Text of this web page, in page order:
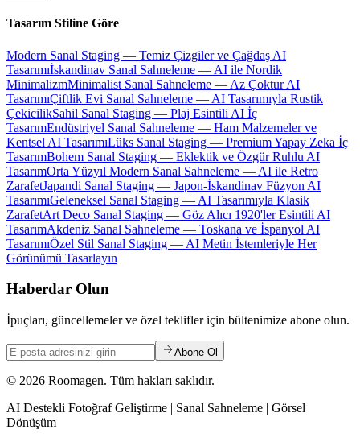
Tasarım Stiline Göre
Modern Sanal Staging — Temiz Çizgiler ve Çağdaş AI
Tasarımıİskandinav Sanal Sahneleme — AI ile Nordik
MinimalizmMinimalist Sanal Sahneleme — Az Çoktur AI
TasarımıÇiftlik Evi Sanal Sahneleme — AI Tasarımıyla Rustik
ÇekicilikSahil Sanal Staging — Plaj Esintili AI İç
TasarımEndüstriyel Sanal Sahneleme — Ham Malzemeler ve
Kentsel AI TasarımıLüks Sanal Staging — Premium Yapay Zeka İç
TasarımBohem Sanal Staging — Eklektik ve Özgür Ruhlu AI
TasarımOrta Yüzyıl Modern Sanal Sahneleme — AI ile Retro
ZarafetJapandi Sanal Staging — Japon-İskandinav Füzyon AI
TasarımıGeleneksel Sanal Staging — AI Tasarımıyla Klasik
ZarafetArt Deco Sanal Staging — Göz Alıcı 1920'ler Esintili AI
TasarımAkdeniz Sanal Sahneleme — Toskana ve İspanyol AI
TasarımıÖzel Stil Sanal Staging — AI Metin İstemleriyle Her
Görünümü Tasarlayın
Haberdar Olun
İpuçları, güncellemeler ve özel teklifler için bültenimize abone olun.
Abone Ol
© 2026 Roomagen. Tüm hakları saklıdır.
AI Destekli Fotoğraf Geliştirme | Sanal Sahneleme | Görsel
Dönüşüm